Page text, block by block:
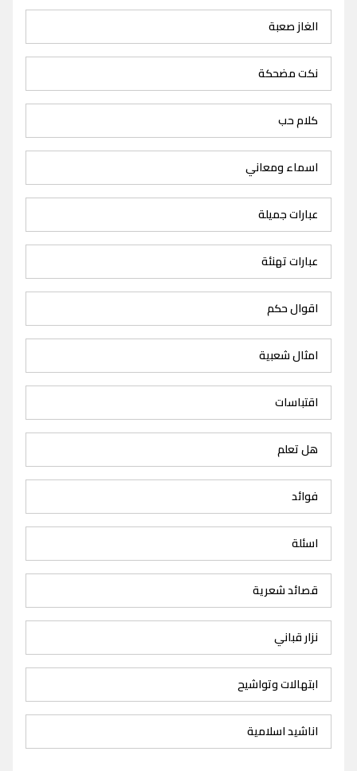
الغاز صعبة
نكت مضحكة
كلام حب
اسماء ومعاني
عبارات جميلة
عبارات تهنئة
اقوال حكم
امثال شعبية
اقتباسات
هل تعلم
فوائد
اسئلة
قصائد شعرية
نزار قباني
ابتهالات وتواشيح
اناشيد اسلامية